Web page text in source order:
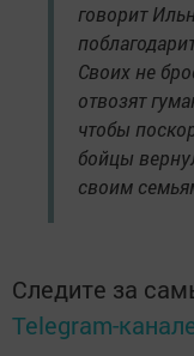
говорит
Своих не
отвозят
чтобы
бойцы
своим
Следите за
Telegram-